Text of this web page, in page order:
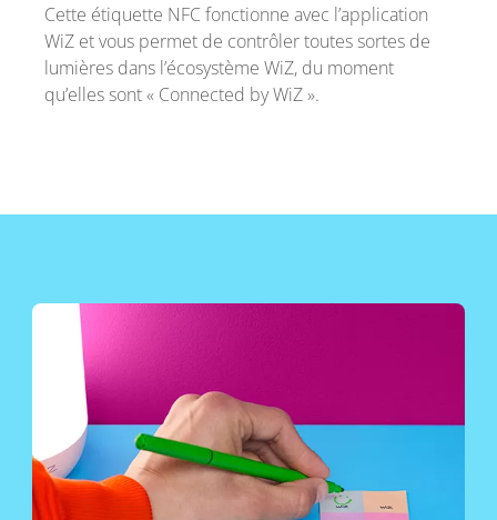
Cette étiquette NFC fonctionne avec l’application
WiZ et vous permet de contrôler toutes sortes de
lumières dans l’écosystème WiZ, du moment
qu’elles sont « Connected by WiZ ».